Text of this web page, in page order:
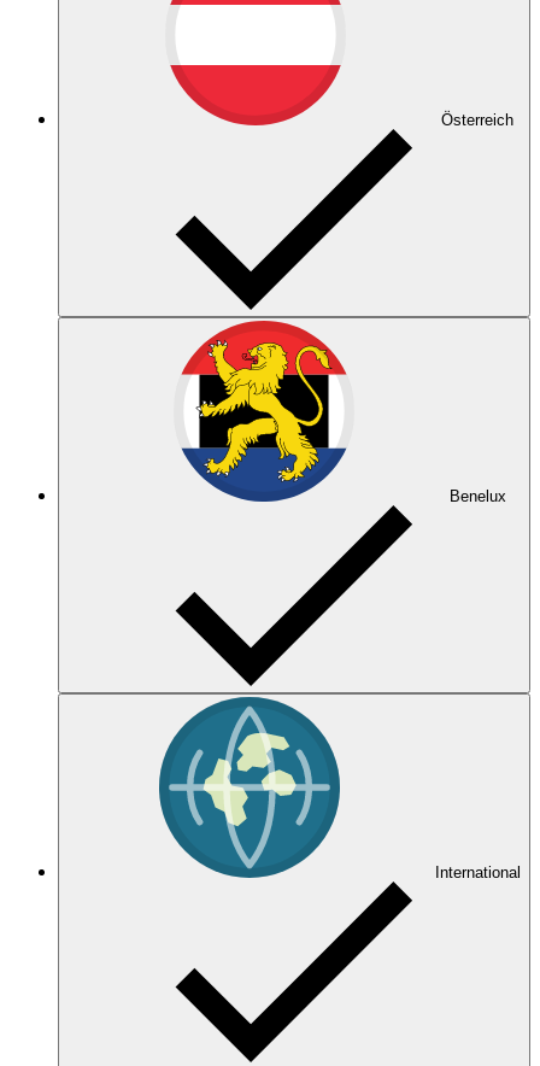
Österreich
Benelux
International